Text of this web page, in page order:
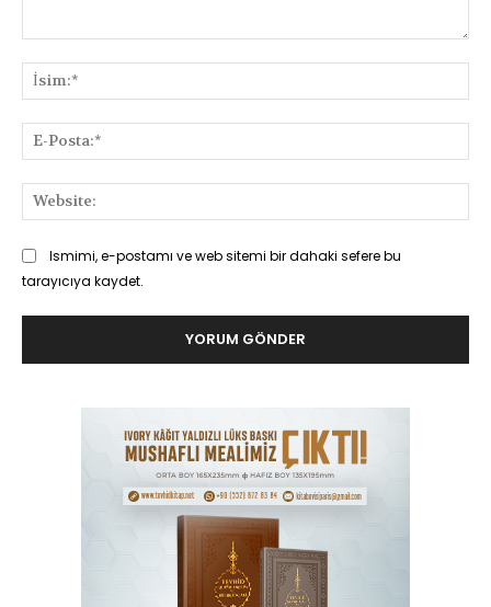
Ismimi, e-postamı ve web sitemi bir dahaki sefere bu
tarayıcıya kaydet.